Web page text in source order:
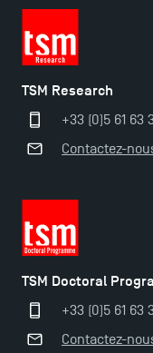
Ouverture des
Programme et le
2025 !
Ouverture des
2025
TSM Research
+33 (0)5 61 63
Contactez-
TSM Doctoral
+33 (0)5 61 63
Contactez-